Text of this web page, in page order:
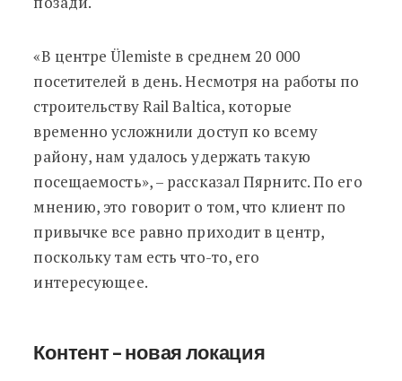
«В центре Ülemiste в среднем 20 000
посетителей в день. Несмотря на работы по
строительству Rail Baltica, которые
временно усложнили доступ ко всему
району, нам удалось удержать такую
посещаемость», – рассказал Пярнитс. По его
мнению, это говорит о том, что клиент по
привычке все равно приходит в центр,
поскольку там есть что-то, его
интересующее.
Контент – новая локация